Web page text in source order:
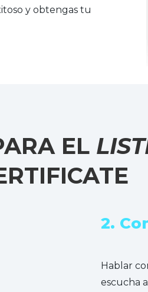
y obtengas tu
EL
2.
Hablar
escucha